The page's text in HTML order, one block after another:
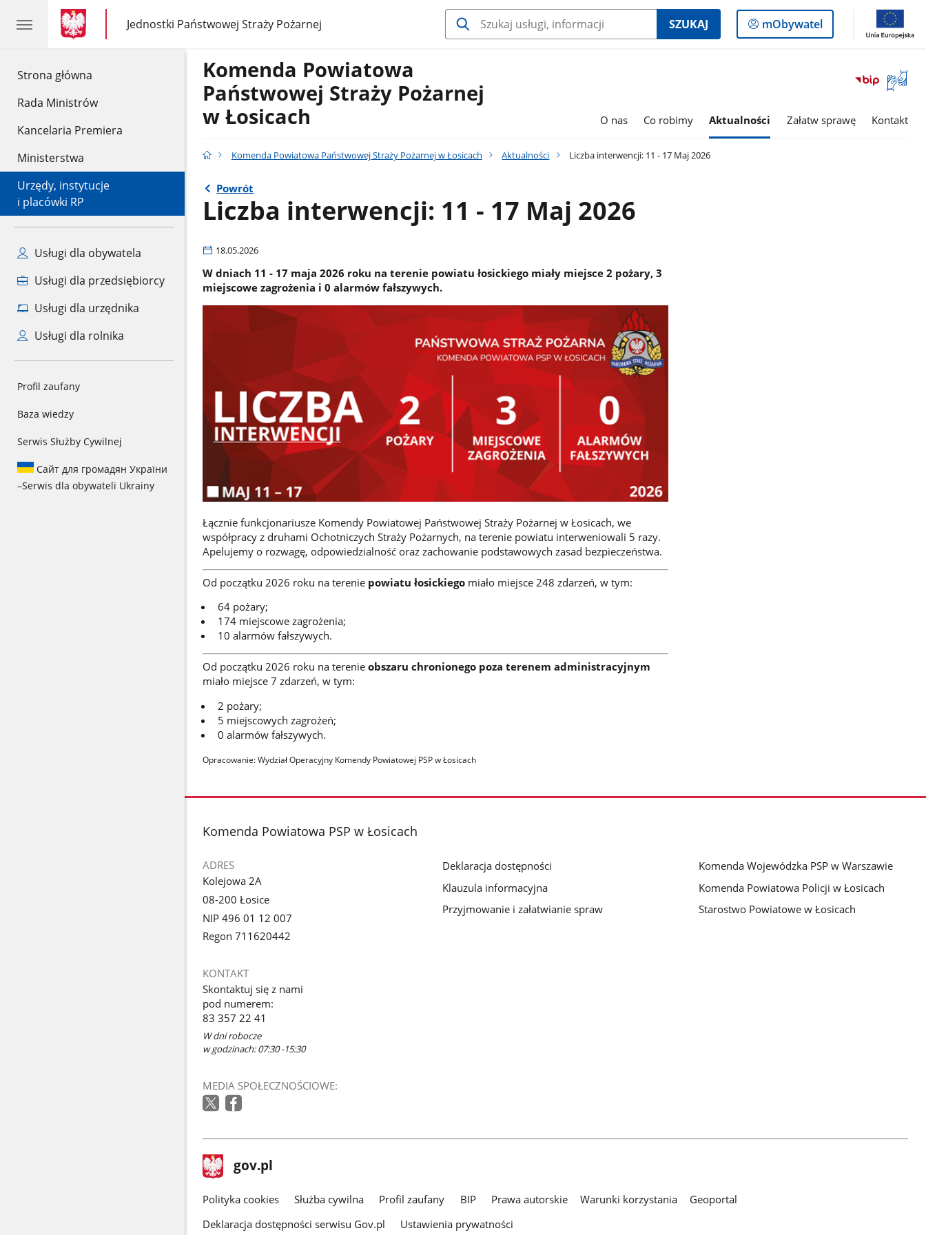
Strona główna
Rada Ministrów
Kancelaria Premiera
Ministerstwa
Urzędy, instytucje
i placówki RP
Usługi dla obywatela
Usługi dla przedsiębiorcy
Usługi dla urzędnika
Usługi dla rolnika
Profil zaufany
Baza wiedzy
Serwis Służby Cywilnej
Сайт для громадян України
–Serwis dla obywateli Ukrainy
gov.pl
gov.pl
Jednostki Państwowej Straży Pożarnej
gov.pl
Jednostki
Państwowej
SZUKAJ
Logowanie
do
mObywatel
Otwórz
okno
Komenda Powiatowa
Państwowej Straży Pożarnej
w Łosicach
O nas Co robimy Aktualności Załatw sprawę Kontakt
Komenda Powiatowa Państwowej Straży Pożarnej w Łosicach Aktualności Liczba interwencji: 11 - 17 Maj 2026
Powrót
Liczba interwencji: 11 - 17 Maj 2026
18.05.2026
W dniach 11 - 17 maja 2026 roku na terenie powiatu łosickiego miały miejsce 2 pożary, 3
miejscowe zagrożenia i 0 alarmów fałszywych.
Łącznie funkcjonariusze Komendy Powiatowej Państwowej Straży Pożarnej w Łosicach, we
współpracy z druhami Ochotniczych Straży Pożarnych, na terenie powiatu interweniowali 5 razy.
Apelujemy o rozwagę, odpowiedzialność oraz zachowanie podstawowych zasad bezpieczeństwa.
Od początku 2026 roku na terenie powiatu łosickiegomiało miejsce 248 zdarzeń, w tym:
64 pożary;
174 miejscowe zagrożenia;
10 alarmów fałszywych.
Od początku 2026 roku na terenie obszaru chronionego poza terenem administracyjnym
miało miejsce 7 zdarzeń, w tym:
2 pożary;
5 miejscowych zagrożeń;
0 alarmów fałszywych.
Opracowanie: Wydział Operacyjny Komendy Powiatowej PSP w Łosicach
stopka
Komenda Powiatowa PSP w Łosicach
ADRES
Kolejowa 2A
08-200 Łosice
NIP 496 01 12 007
Regon 711620442
KONTAKT
Skontaktuj się z nami
pod numerem:
83 357 22 41
W dni robocze
w godzinach: 07:30 -15:30
MEDIA SPOŁECZNOŚCIOWE:
Deklaracja dostępności
Klauzula informacyjna
Przyjmowanie i załatwianie spraw
Komenda Wojewódzka PSP w Warszawie
Komenda Powiatowa Policji w Łosicach
Starostwo Powiatowe w Łosicach
stopka
gov.pl Strona
gov.pl
gov.pl
Polityka cookies Służba cywilna Profil zaufany BIP Prawa autorskie Warunki korzystania
Geoportal
Deklaracja dostępności serwisu Gov.pl
Ustawienia prywatności